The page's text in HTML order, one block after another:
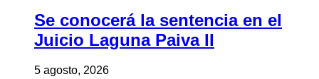
Se conocerá la sentencia en el
Juicio Laguna Paiva II
5 agosto, 2026